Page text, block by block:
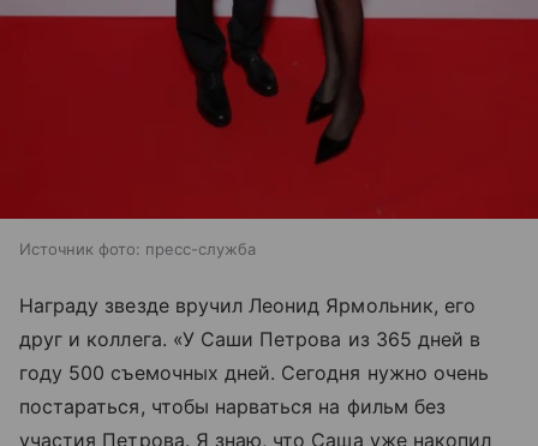
Источник фото: пресс-служба
Награду звезде вручил Леонид Ярмольник, его
друг и коллега. «У Саши Петрова из 365 дней в
году 500 съемочных дней. Сегодня нужно очень
постараться, чтобы нарваться на фильм без
участия Петрова. Я знаю, что Саша уже накопил